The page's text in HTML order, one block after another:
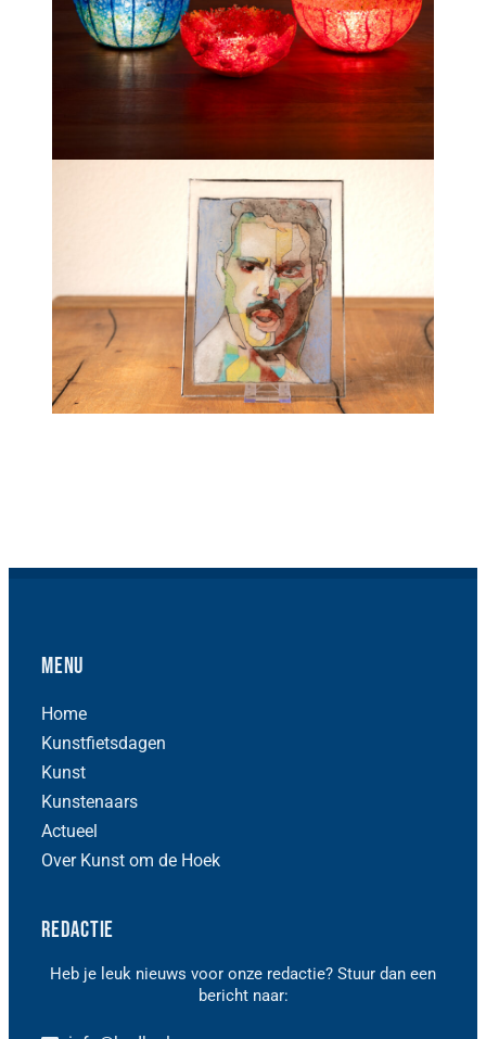
Menu
Home
Kunstfietsdagen
Kunst
Kunstenaars
Actueel
Over Kunst om de Hoek
Redactie
Heb je leuk nieuws voor onze redactie? Stuur dan een
bericht naar: